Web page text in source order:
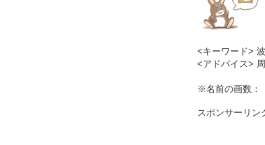
<キーワード>
<アドバイス>
※名前の画数：
スポンサーリン